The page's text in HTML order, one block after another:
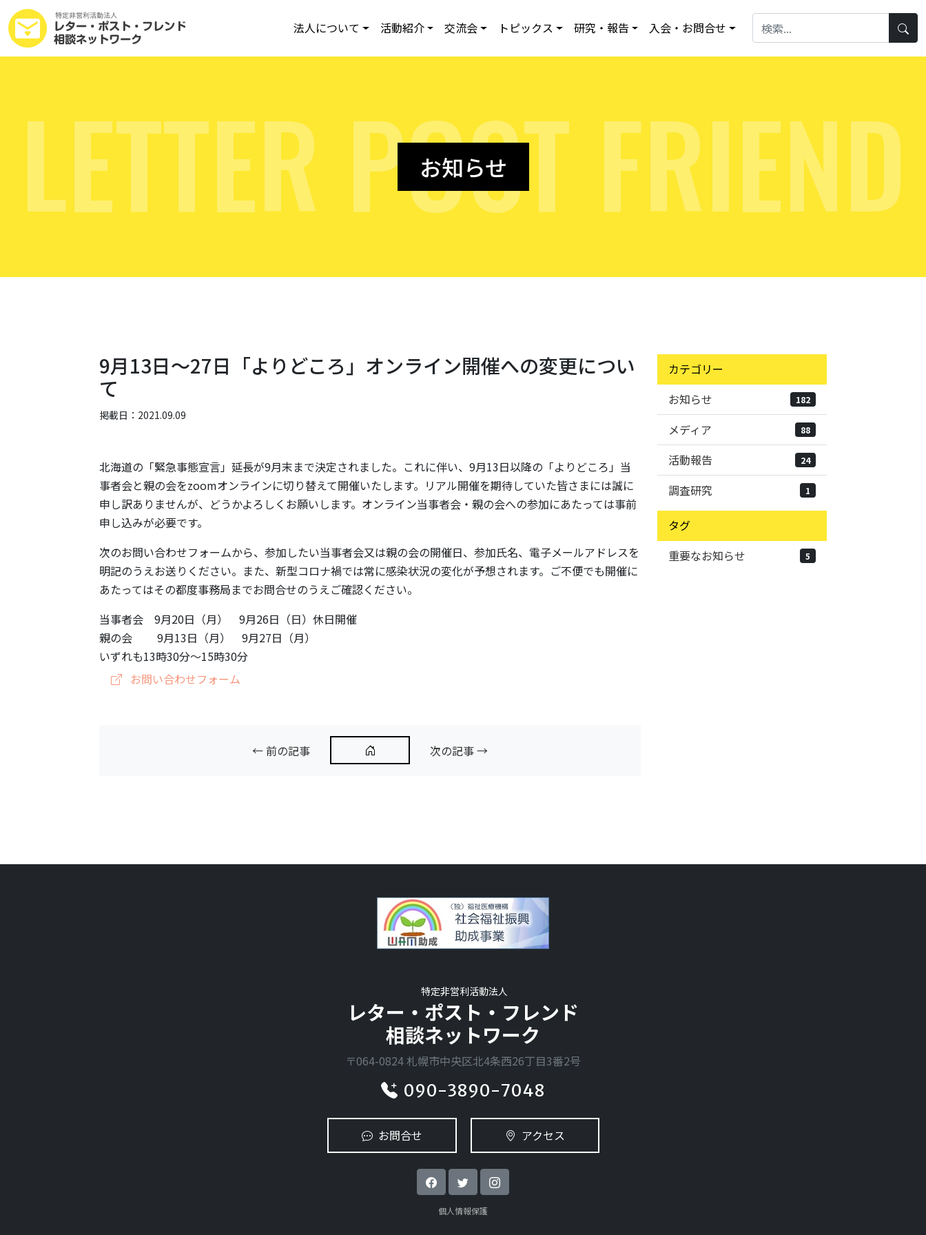
法人について 活動紹介 交流会 トピックス 研究・報告 入会・お問合せ
LETTER POST FRIEND
お知らせ
9月13日～27日「よりどころ」オンライン開催への変更につい
て
掲載日：2021.09.09
北海道の「緊急事態宣言」延長が9月末まで決定されました。これに伴い、9月13日以降の「よりどころ」当
事者会と親の会をzoomオンラインに切り替えて開催いたします。リアル開催を期待していた皆さまには誠に
申し訳ありませんが、どうかよろしくお願いします。オンライン当事者会・親の会への参加にあたっては事前
申し込みが必要です。
次のお問い合わせフォームから、参加したい当事者会又は親の会の開催日、参加氏名、電子メールアドレスを
明記のうえお送りください。また、新型コロナ禍では常に感染状況の変化が予想されます。ご不便でも開催に
あたってはその都度事務局までお問合せのうえご確認ください。
当事者会 9月20日（月） 9月26日（日）休日開催
親の会 9月13日（月） 9月27日（月）
いずれも13時30分～15時30分
お問い合わせフォーム
← 前の記事 次の記事 →
カテゴリー
お知らせ
182
メディア 88
活動報告 24
調査研究 1
タグ
重要なお知らせ
5
特定非営利活動法人
レター・ポスト・フレンド
相談ネットワーク
〒064-0824 札幌市中央区北4条西26丁目3番2号
090-3890-7048
お問合せ アクセス
個人情報保護